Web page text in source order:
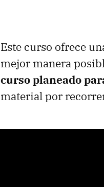
Este curso ofrece
mejor manera
curso planeado
material por